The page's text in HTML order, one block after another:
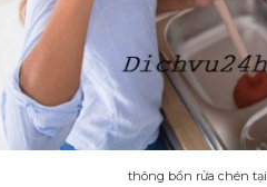
thông bồn rửa chén